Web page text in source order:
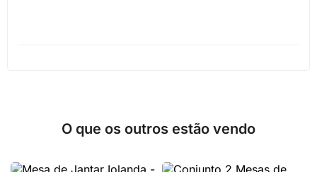
O que os outros estão vendo